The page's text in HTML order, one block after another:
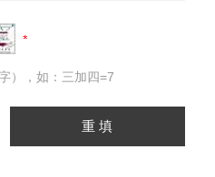
），如：三加四=7